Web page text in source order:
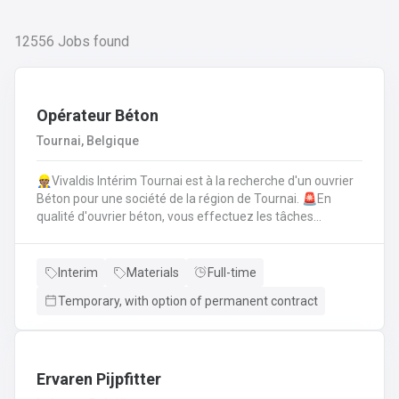
12556 Jobs found
Opérateur Béton
Tournai, Belgique
👷🏽Vivaldis Intérim Tournai est à la recherche d'un ouvrier
Béton pour une société de la région de Tournai. 🚨En
qualité d'ouvrier béton, vous effectuez les tâches
béton selon la fiche technique de fabrication.Décoffrage
tables de coffrages ainsi que des outils et de l'atelier.
Interim Materials
Full-time
Temporary, with option of permanent contract
Ervaren Pijpfitter